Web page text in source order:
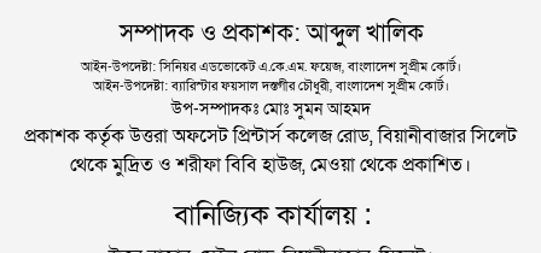
আন্তর্জাতিক অপরাধ ট্রাইব্যুনাল আইনের বৈধতা চ্যালেঞ্জ
করে হাইকোর্টে রিট
মহেশখালীর মাতারবাড়িতে পৌঁছেছেন প্রধানমন্ত্রী
হেলিকপ্টারে মহেশখালীর পথে প্রধানমন্ত্রী
পিকআপসহ তিনজনকে ধরল সিলেট র‌্যাব
সম্পাদক ও প্রকাশক: আব্দুল খালিক
আইন-উপদেষ্টা: সিনিয়র এডভোকেট এ.কে.এম. ফয়েজ, বাংলাদেশ সুপ্রীম কোর্ট।
আইন-উপদেষ্টা: ব্যারিস্টার ফয়সাল দস্তগীর চৌধুরী, বাংলাদেশ সুপ্রীম কোর্ট।
উপ-সম্পাদকঃ মোঃ সুমন আহমদ
প্রকাশক কর্তৃক উত্তরা অফসেট প্রিন্টার্স কলেজ রোড, বিয়ানীবাজার সিলেট
থেকে মুদ্রিত ও শরীফা বিবি হাউজ, মেওয়া থেকে প্রকাশিত।
বানিজ্যিক কার্যালয় :